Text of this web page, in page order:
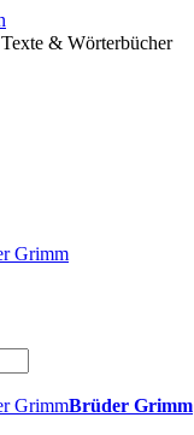
& Wörterbücher
Brüder Grimm